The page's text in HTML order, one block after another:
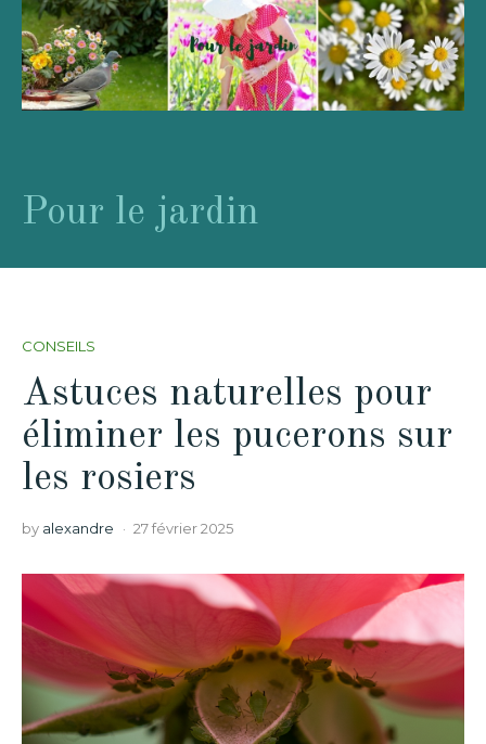
Pour le jardin
CONSEILS
Astuces naturelles pour
éliminer les pucerons sur
les rosiers
by alexandre 27 février 2025